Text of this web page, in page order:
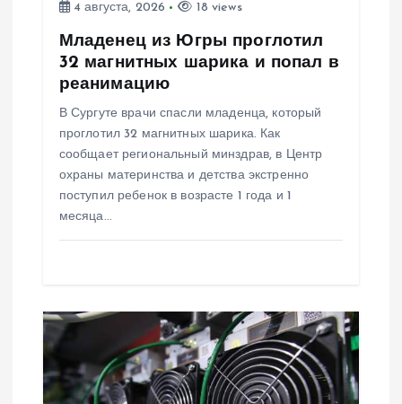
4 августа, 2026 18 views
Младенец из Югры проглотил
32 магнитных шарика и попал в
реанимацию
В Сургуте врачи спасли младенца, который
проглотил 32 магнитных шарика. Как
сообщает региональный минздрав, в Центр
охраны материнства и детства экстренно
поступил ребенок в возрасте 1 года и 1
месяца…